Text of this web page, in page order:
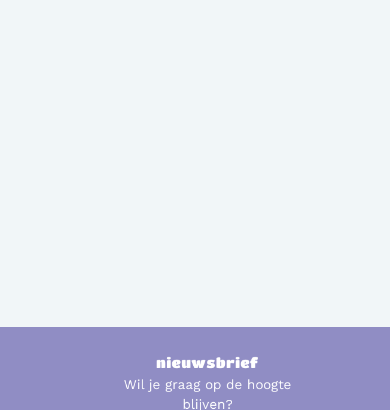
nieuwsbrief
Wil je graag op de hoogte
blijven?